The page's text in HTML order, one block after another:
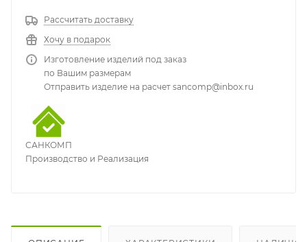
Рассчитать доставку
Хочу в подарок
Изготовление изделий под заказ
по Вашим размерам
Отправить изделие на расчет sancomp@inbox.ru
САНКОМП
Производство и Реализация